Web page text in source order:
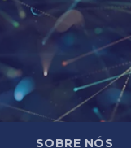
SOBRE NÓS